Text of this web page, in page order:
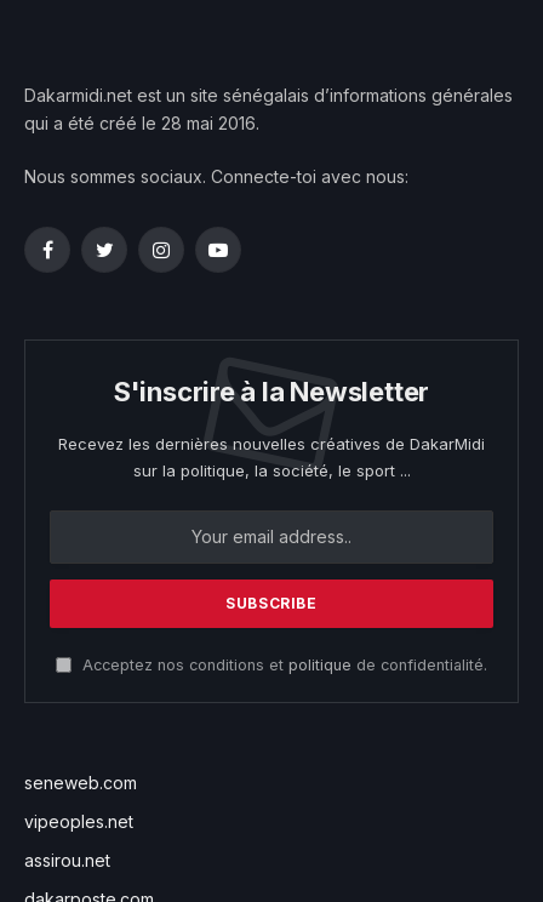
Dakarmidi.net est un site sénégalais d’informations générales
qui a été créé le 28 mai 2016.
Nous sommes sociaux. Connecte-toi avec nous:
FacebookTwitterInstagramYouTube
S'inscrire à la Newsletter
Recevez les dernières nouvelles créatives de DakarMidi
sur la politique, la société, le sport ...
Acceptez nos conditions et politique de confidentialité.
seneweb.com
vipeoples.net
assirou.net